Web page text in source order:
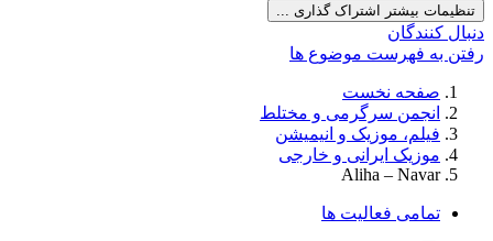
تنظیمات بیشتر اشتراک گذاری ...
دنبال کنندگان
رفتن به فهرست موضوع ها
صفحه نخست
انجمن سرگرمی و مختلط
فیلم، موزیک و انیمیشن
موزیک ایرانی و خارجی
Aliha – Navar
تمامی فعالیت ها